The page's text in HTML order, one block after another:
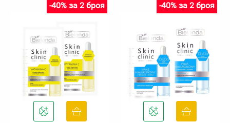
-40% за 2 броя -40% за 2 броя